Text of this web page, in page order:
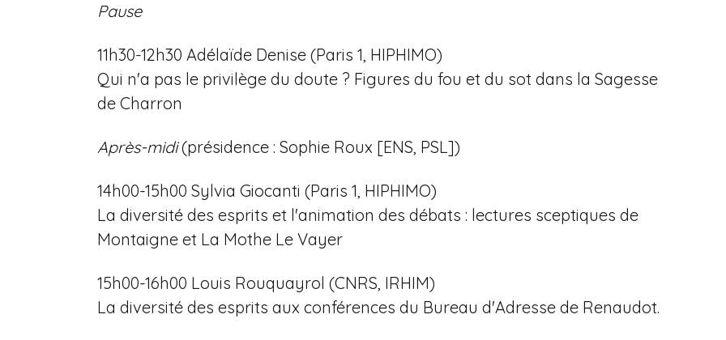
Pause
11h30-12h30 Adélaïde Denise (Paris 1, HIPHIMO)
Qui n'a pas le privilège du doute ? Figures du fou et du sot dans la Sagesse
de Charron
Après-midi(présidence : Sophie Roux [ENS, PSL])
14h00-15h00 Sylvia Giocanti (Paris 1, HIPHIMO)
La diversité des esprits et l'animation des débats : lectures sceptiques de
Montaigne et La Mothe Le Vayer
15h00-16h00 Louis Rouquayrol (CNRS, IRHIM)
La diversité des esprits aux conférences du Bureau d'Adresse de Renaudot.